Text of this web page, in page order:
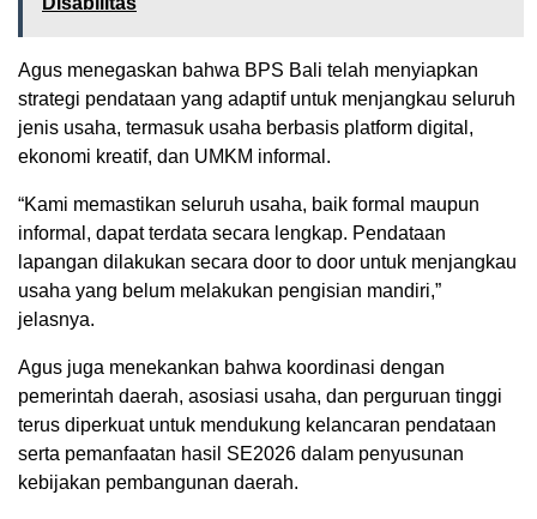
Agus menegaskan bahwa BPS Bali telah menyiapkan
strategi pendataan yang adaptif untuk menjangkau seluruh
jenis usaha, termasuk usaha berbasis platform digital,
ekonomi kreatif, dan UMKM informal.
“Kami memastikan seluruh usaha, baik formal maupun
informal, dapat terdata secara lengkap. Pendataan
lapangan dilakukan secara door to door untuk menjangkau
usaha yang belum melakukan pengisian mandiri,”
jelasnya.
Agus juga menekankan bahwa koordinasi dengan
pemerintah daerah, asosiasi usaha, dan perguruan tinggi
terus diperkuat untuk mendukung kelancaran pendataan
serta pemanfaatan hasil SE2026 dalam penyusunan
kebijakan pembangunan daerah.